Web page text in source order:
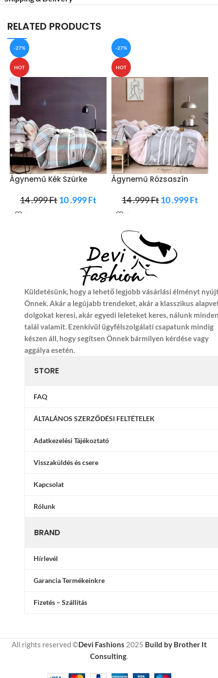
RELATED PRODUCTS
-27%
HOT
Ágynemű Kék Szürke
14 .999Ft10 .999Ft
-27%
HOT
Ágynemű Rózsaszín
14 .999Ft10 .999Ft
Küldetésünk, hogy a lehető legjobb vásárlási élményt
Önnek. Akár a legújabb trendeket, akár a klasszikus
dolgokat keresi, akár egyedi leleteket keres, nálunk
talál valamit. Ezenkívül ügyfélszolgálati csapatunk mindig
készen áll, hogy segítsen Önnek bármilyen kérdése vagy
aggálya esetén.
STORE
FAQ
ÁLTALÁNOS SZERZŐDÉSI FELTÉTELEK
Adatkezelési Tájékoztató
Visszaküldés és csere
Kapcsolat
Rólunk
BRAND
Hírlevél
Garancia Termékeinkre
Fizetés – Szállítás
All rights reserved ©Devi Fashions 2025 Build by Brother It
Consulting.